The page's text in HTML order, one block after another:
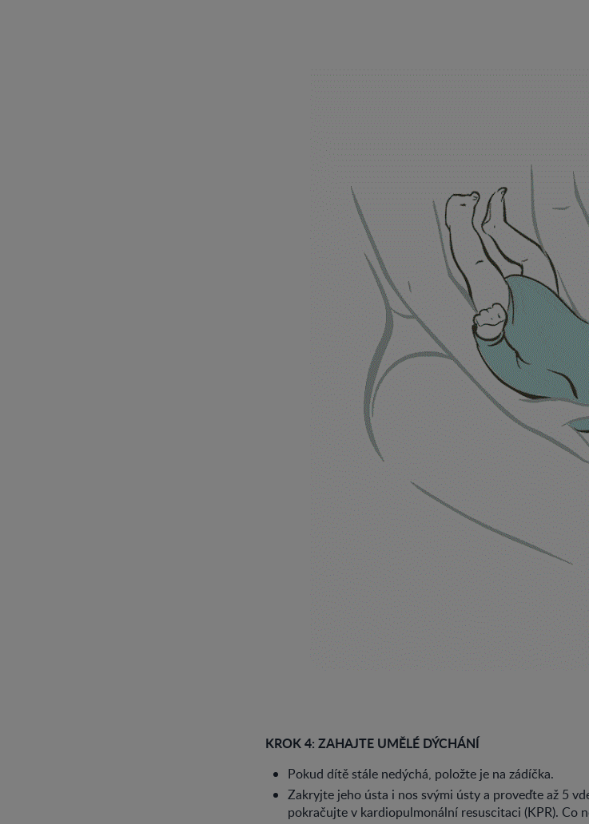
KROK 4: ZAHAJTE UMĚLÉ DÝCHÁNÍ
Pokud dítě stále nedýchá, položte je na zádíčka.
Zakryjte jeho ústa i nos svými ústy a proveďte až 5
pokračujte v kardiopulmonální resuscitaci (KPR). Co